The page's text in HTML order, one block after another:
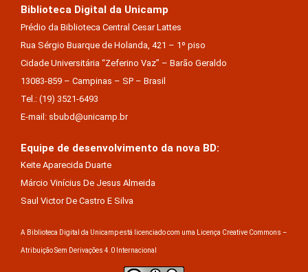
Biblioteca Digital da Unicamp
Prédio da Biblioteca Central Cesar Lattes
Rua Sérgio Buarque de Holanda, 421 – 1º piso
Cidade Universitária “Zeferino Vaz” – Barão Geraldo
13083-859 – Campinas – SP – Brasil
Tel.: (19) 3521-6493
E-mail: sbubd@unicamp.br
Equipe de desenvolvimento da nova BD:
Keite Aparecida Duarte
Márcio Vinícius De Jesus Almeida
Saul Victor De Castro E Silva
A Biblioteca Digital da Unicamp está licenciado com uma Licença Creative Commons –
Atribuição Sem Derivações 4.0 Internacional